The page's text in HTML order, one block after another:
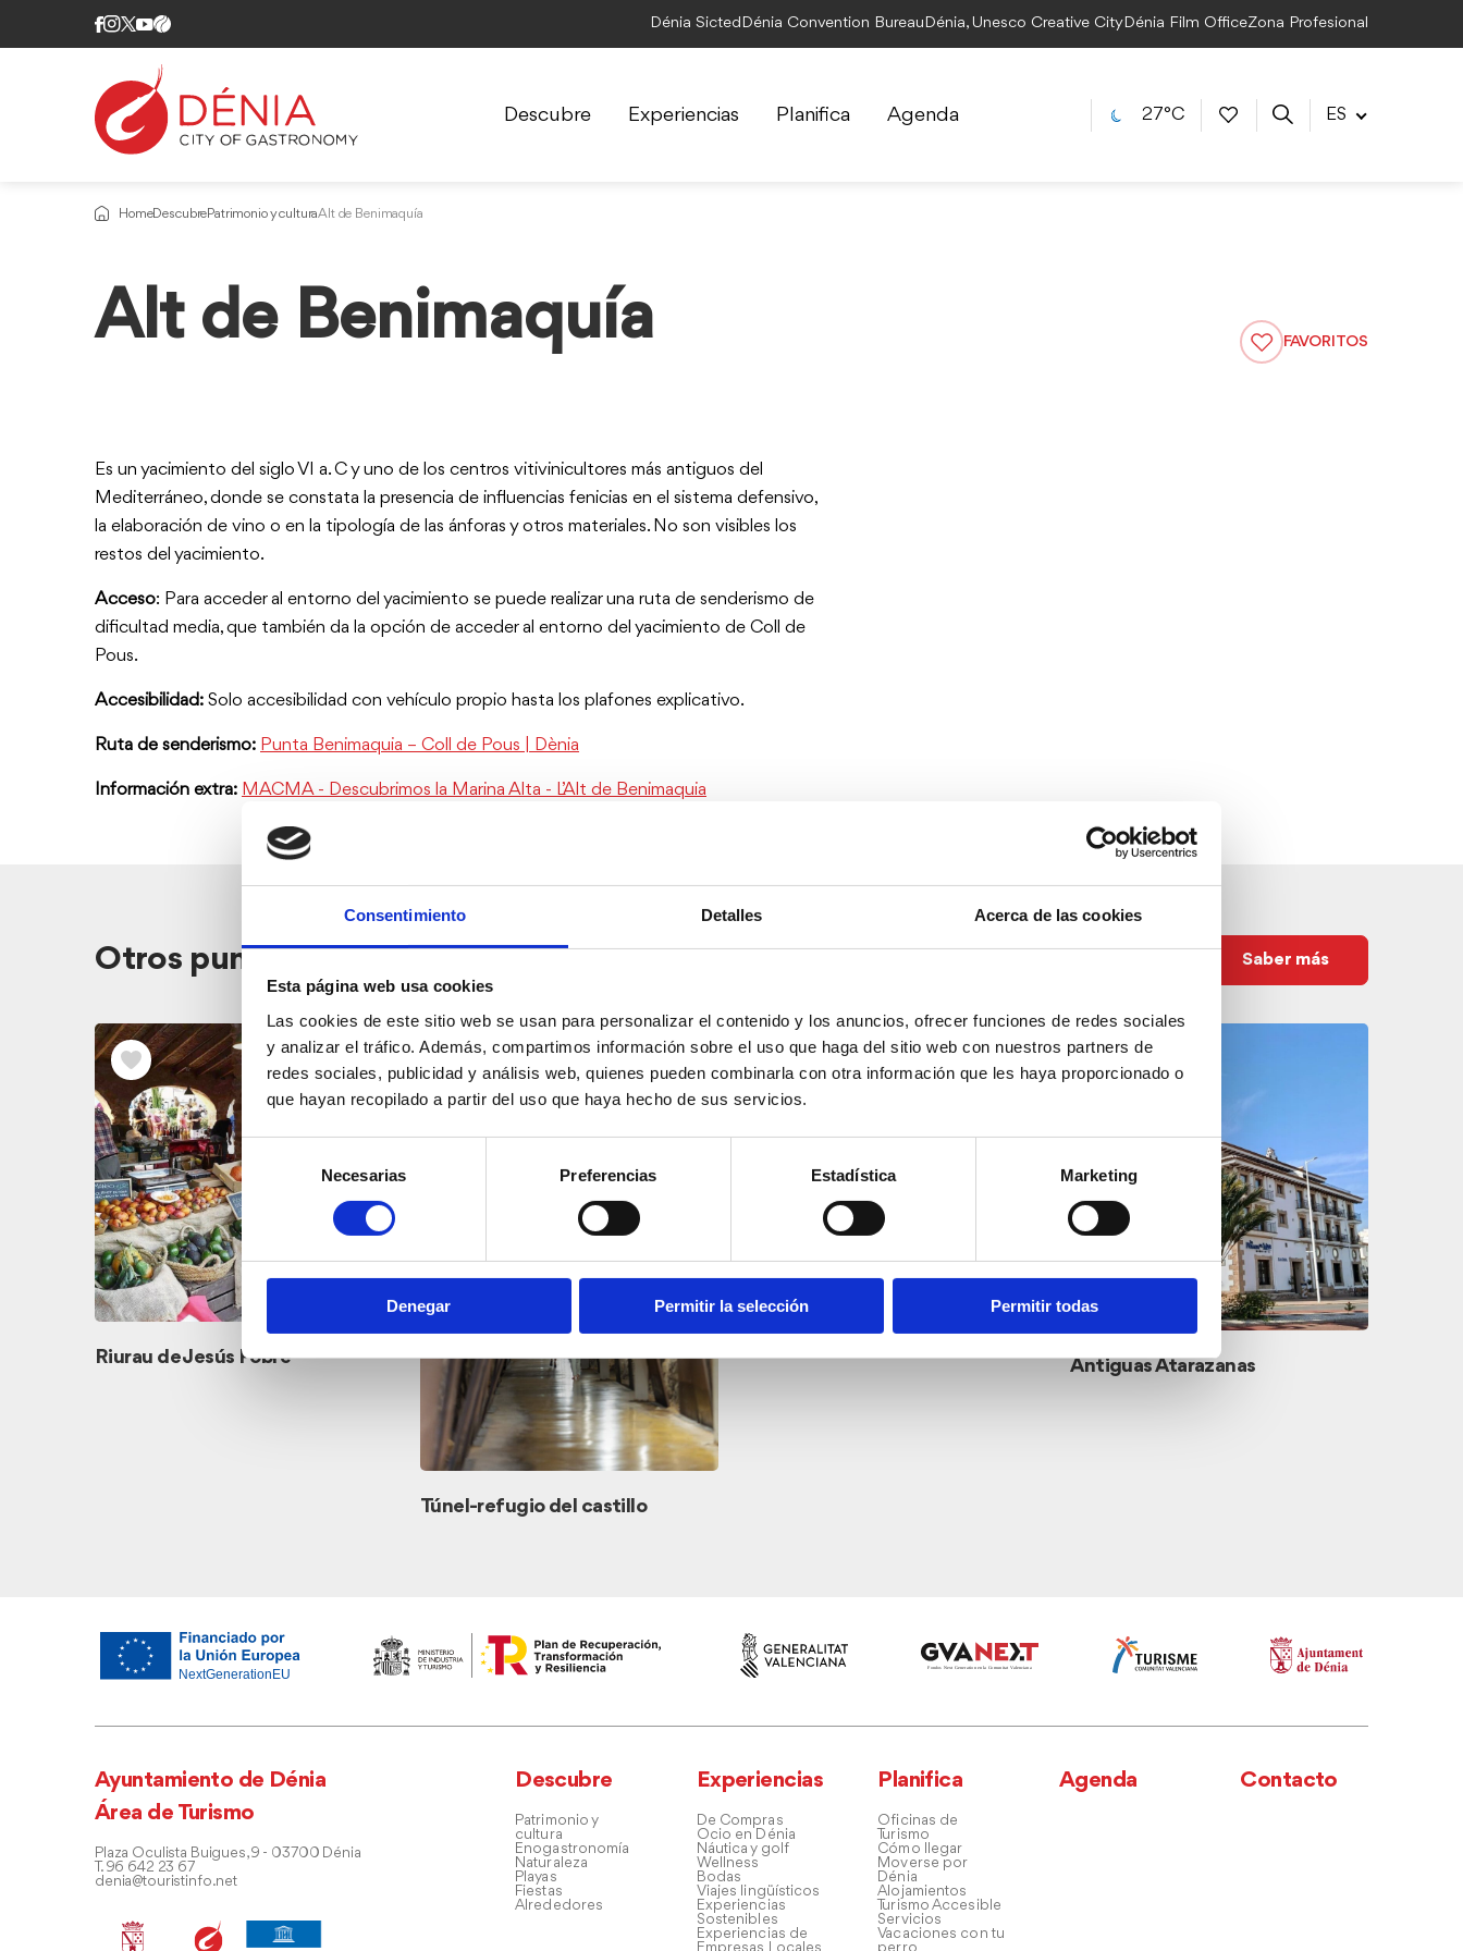
Consentimiento Detalles Acerca de las cookies
Esta página web usa cookies
Las cookies de este sitio web se usan para personalizar el contenido y los anuncios, ofrecer funciones de redes sociales
y analizar el tráfico. Además, compartimos información sobre el uso que haga del sitio web con nuestros partners de
redes sociales, publicidad y análisis web, quienes pueden combinarla con otra información que les haya proporcionado o
que hayan recopilado a partir del uso que haya hecho de sus servicios.
de
consentimiento
Necesarias Preferencias Estadística Marketing
Denegar Permitir la selección Permitir todas
Dénia Sicted Dénia Convention Bureau Dénia, Unesco Creative CityDénia Film OfficeZona Profesional
Descubre Experiencias Planifica Agenda 27°C ES
HomeDescubrePatrimonio y culturaAlt de Benimaquía
Alt de Benimaquía FAVORITOS
Es un yacimiento del siglo VI a. C y uno de los centros vitivinicultores más antiguos del
Mediterráneo, donde se constata la presencia de influencias fenicias en el sistema defensivo,
la elaboración de vino o en la tipología de las ánforas y otros materiales. No son visibles los
restos del yacimiento.
Acceso: Para acceder al entorno del yacimiento se puede realizar una ruta de senderismo de
dificultad media, que también da la opción de acceder al entorno del yacimiento de Coll de
Pous.
Accesibilidad: Solo accesibilidad con vehículo propio hasta los plafones explicativo.
Ruta de senderismo: Punta Benimaquia – Coll de Pous | Dènia
Información extra: MACMA - Descubrimos la Marina Alta - L’Alt de Benimaquia
Otros puntos de interés Saber más
Riurau de Jesús Pobre
Túnel-refugio del castillo
Penya de l'Aguila
Antiguas Atarazanas
Ayuntamiento de Dénia
Área de Turismo
Plaza Oculista Buigues, 9 - 03700 Dénia
T. 96 642 23 67
denia@touristinfo.net
Descubre
Patrimonio y
cultura
Enogastronomía
Naturaleza
Playas
Fiestas
Alrededores
Experiencias
De Compras
Ocio en Dénia
Náutica y golf
Wellness
Bodas
Viajes lingüísticos
Experiencias
Sostenibles
Experiencias de
Empresas Locales
Planifica
Oficinas de
Turismo
Cómo llegar
Moverse por
Dénia
Alojamientos
Turismo Accesible
Servicios
Vacaciones con tu
perro
Agenda Contacto